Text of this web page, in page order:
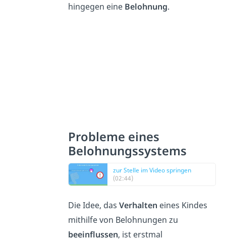
hingegen eine Belohnung.
Probleme eines
Belohnungssystems
zur Stelle im Video springen
(02:44)
Die Idee, das Verhalten eines Kindes
mithilfe von Belohnungen zu
beeinflussen, ist erstmal